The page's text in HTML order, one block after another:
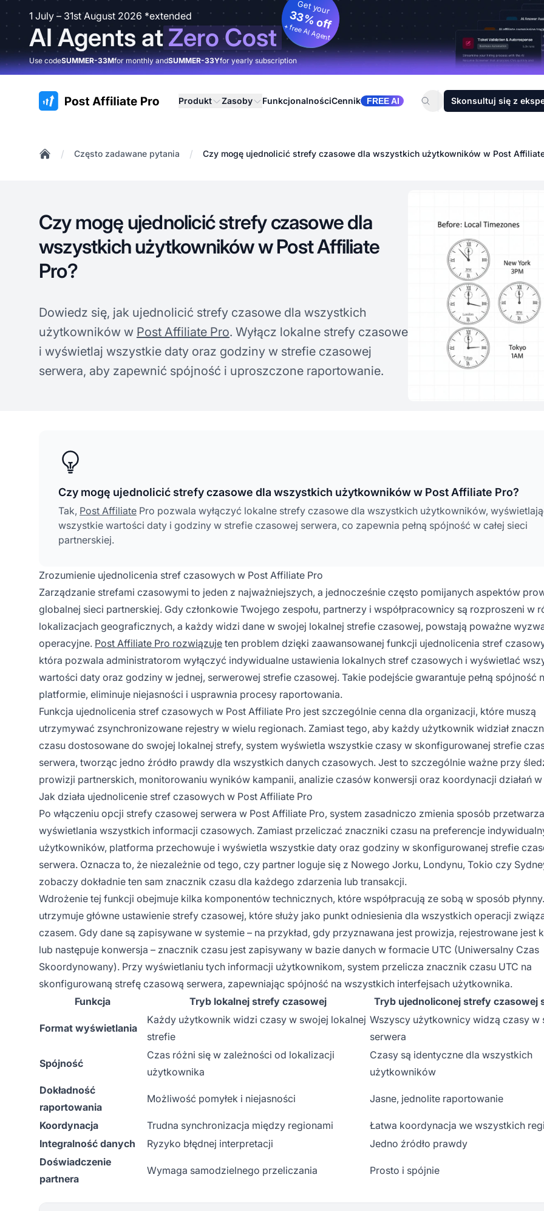
1 July – 31st August 2026 *extended
AI Agents atZero Cost
Get your
33% off
+ free AI Agent
Use codeSUMMER-33Mfor monthly andSUMMER-33Yfor yearly subscription
:site.title Produkt Zasoby FunkcjonalnościCennik FREE AI Skonsultuj się z
/ Często zadawane pytania / Czy mogę ujednolicić strefy czasowe dla wszystkich użytkowników w Post
Czy mogę ujednolicić strefy czasowe dla
wszystkich użytkowników w Post Affiliate
Pro?
Dowiedz się, jak ujednolicić strefy czasowe dla wszystkich
użytkowników w Post Affiliate Pro. Wyłącz lokalne strefy czasowe
i wyświetlaj wszystkie daty oraz godziny w strefie czasowej
serwera, aby zapewnić spójność i uproszczone raportowanie.
Czy mogę ujednolicić strefy czasowe dla wszystkich użytkowników w Post Affiliate Pro?
Tak, Post Affiliate Pro pozwala wyłączyć lokalne strefy czasowe dla wszystkich użytkowników,
wszystkie wartości daty i godziny w strefie czasowej serwera, co zapewnia pełną spójność w całej sieci
partnerskiej.
Zrozumienie ujednolicenia stref czasowych w Post Affiliate Pro
Zarządzanie strefami czasowymi to jeden z najważniejszych, a jednocześnie często pomijanych aspektów
globalnej sieci partnerskiej. Gdy członkowie Twojego zespołu, partnerzy i współpracownicy są rozproszeni w
lokalizacjach geograficznych, a każdy widzi dane w swojej lokalnej strefie czasowej, powstają poważne
operacyjne. Post Affiliate Pro rozwiązuje ten problem dzięki zaawansowanej funkcji ujednolicenia stref
która pozwala administratorom wyłączyć indywidualne ustawienia lokalnych stref czasowych i wyświetlać
wartości daty oraz godziny w jednej, serwerowej strefie czasowej. Takie podejście gwarantuje pełną spójność
platformie, eliminuje niejasności i usprawnia procesy raportowania.
Funkcja ujednolicenia stref czasowych w Post Affiliate Pro jest szczególnie cenna dla organizacji, które muszą
utrzymywać zsynchronizowane rejestry w wielu regionach. Zamiast tego, aby każdy użytkownik widział
czasu dostosowane do swojej lokalnej strefy, system wyświetla wszystkie czasy w skonfigurowanej strefie
serwera, tworząc jedno źródło prawdy dla wszystkich danych czasowych. Jest to szczególnie ważne przy
prowizji partnerskich, monitorowaniu wyników kampanii, analizie czasów konwersji oraz koordynacji działań w
Jak działa ujednolicenie stref czasowych w Post Affiliate Pro
Po włączeniu opcji strefy czasowej serwera w Post Affiliate Pro, system zasadniczo zmienia sposób
wyświetlania wszystkich informacji czasowych. Zamiast przeliczać znaczniki czasu na preferencje
użytkowników, platforma przechowuje i wyświetla wszystkie daty oraz godziny w skonfigurowanej strefie
serwera. Oznacza to, że niezależnie od tego, czy partner loguje się z Nowego Jorku, Londynu, Tokio czy
zobaczy dokładnie ten sam znacznik czasu dla każdego zdarzenia lub transakcji.
Wdrożenie tej funkcji obejmuje kilka komponentów technicznych, które współpracują ze sobą w sposób
utrzymuje główne ustawienie strefy czasowej, które służy jako punkt odniesienia dla wszystkich operacji
czasem. Gdy dane są zapisywane w systemie – na przykład, gdy przyznawana jest prowizja, rejestrowane jest
lub następuje konwersja – znacznik czasu jest zapisywany w bazie danych w formacie UTC (Uniwersalny Czas
Skoordynowany). Przy wyświetlaniu tych informacji użytkownikom, system przelicza znacznik czasu UTC na
skonfigurowaną strefę czasową serwera, zapewniając spójność na wszystkich interfejsach użytkownika.
Funkcja
Tryb lokalnej strefy czasowej Tryb ujednoliconej strefy czasowej
Format wyświetlania
Każdy użytkownik widzi czasy w swojej lokalnej
strefie
Wszyscy użytkownicy widzą czasy w
serwera
Spójność
Czas różni się w zależności od lokalizacji
użytkownika
Czasy są identyczne dla wszystkich
użytkowników
Dokładność
raportowania
Możliwość pomyłek i niejasności Jasne, jednolite raportowanie
Koordynacja Trudna synchronizacja między regionami
Łatwa koordynacja we wszystkich
Integralność danych
Ryzyko błędnej interpretacji
Jedno źródło prawdy
Doświadczenie
partnera
Wymaga samodzielnego przeliczania Prosto i spójnie